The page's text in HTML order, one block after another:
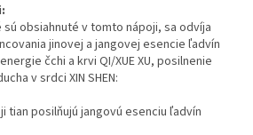
obsiahnuté v tomto nápoji, sa odvíja
jinovej a jangovej esencie ľadvín
čchi a krvi QI/XUE XU, posilnenie
v srdci XIN SHEN:
tian posilňujú jangovú esenciu ľadvín